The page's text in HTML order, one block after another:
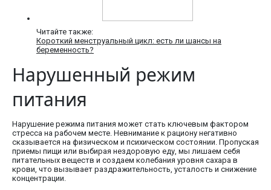
Читайте также:
Короткий менструальный цикл: есть ли шансы на
беременность?
Нарушенный режим
питания
Нарушение режима питания может стать ключевым фактором
стресса на рабочем месте. Невнимание к рациону негативно
сказывается на физическом и психическом состоянии. Пропуская
приемы пищи или выбирая нездоровую еду, мы лишаем себя
питательных веществ и создаем колебания уровня сахара в
крови, что вызывает раздражительность, усталость и снижение
концентрации.